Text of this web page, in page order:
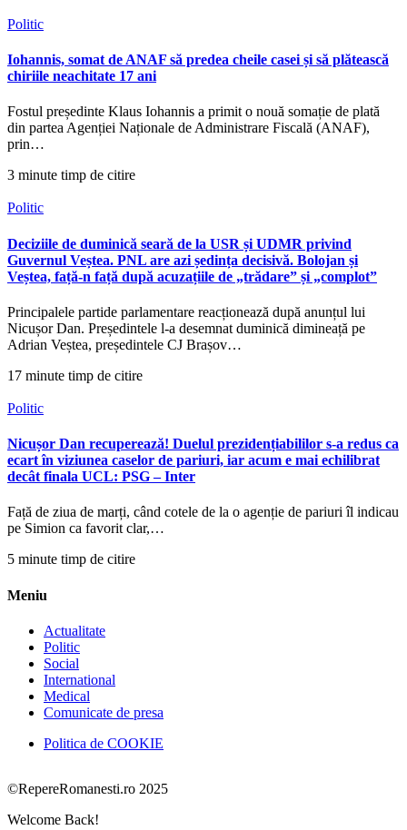
Politic
Iohannis, somat de ANAF să predea cheile casei și să plătească
chiriile neachitate 17 ani
Fostul președinte Klaus Iohannis a primit o nouă somație de plată
din partea Agenției Naționale de Administrare Fiscală (ANAF),
prin…
3 minute timp de citire
Politic
Deciziile de duminică seară de la USR și UDMR privind
Guvernul Veștea. PNL are azi ședința decisivă. Bolojan și
Veștea, față-n față după acuzațiile de „trădare” și „complot”
Principalele partide parlamentare reacționează după anunțul lui
Nicușor Dan. Președintele l-a desemnat duminică dimineață pe
Adrian Veștea, președintele CJ Brașov…
17 minute timp de citire
Politic
Nicușor Dan recuperează! Duelul prezidențiabililor s-a redus ca
ecart în viziunea caselor de pariuri, iar acum e mai echilibrat
decât finala UCL: PSG – Inter
Față de ziua de marți, când cotele de la o agenție de pariuri îl indicau
pe Simion ca favorit clar,…
5 minute timp de citire
Meniu
Actualitate
Politic
Social
International
Medical
Comunicate de presa
Politica de COOKIE
©RepereRomanesti.ro 2025
Welcome Back!